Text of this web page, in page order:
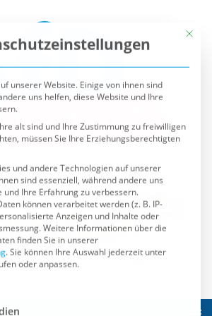
uns helfen, diese Website und Ihre
alt sind und Ihre Zustimmung zu freiwilligen
müssen Sie Ihre Erziehungsberechtigten
und andere Technologien auf unserer
sind essenziell, während andere uns
und Ihre Erfahrung zu verbessern.
können verarbeitet werden (z. B. IP-
Anzeigen und Inhalte oder
Weitere Informationen über die
finden Sie in unserer
. Sie können Ihre Auswahl jederzeit unter
oder anpassen.